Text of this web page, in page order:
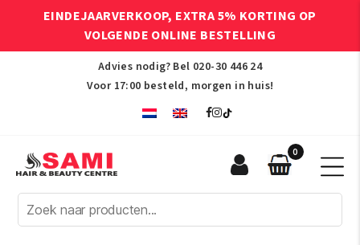
EINDEJAARVERKOOP, EXTRA 5% KORTING OP
VOLGENDE ONLINE BESTELLING
Advies nodig? Bel 020-30 446 24
Voor 17:00 besteld, morgen in huis!
Afro
Hair
0